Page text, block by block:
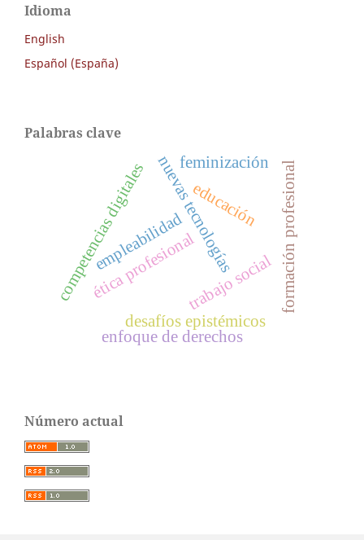
Idioma
English
Español (España)
Palabras clave
trabajo social
nuevas tecnologías
ética profesional
empleabilidad formación profesional
competencias digitales
desafíos epistémicos
enfoque de derechos
feminización
educación
Número actual